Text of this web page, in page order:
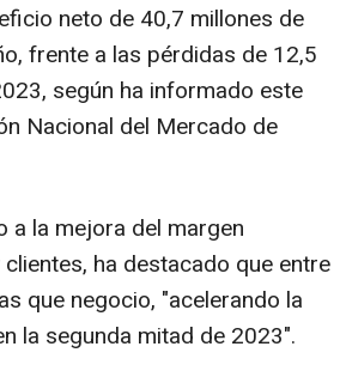
neto de 40,7 millones de
frente a las pérdidas de 12,5
según ha informado este
Nacional del Mercado de
a la mejora del margen
ha destacado que entre
que negocio, "acelerando la
la segunda mitad de 2023".